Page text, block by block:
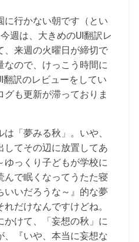
に行かない朝です（とい
週は、大きめのUI翻訳レ
、来週の火曜日が締切で
なので、けっこう時間に
訳のレビューをしてい
グも更新が滞っておりま
「夢みる秋」。いや、
してその辺に放置してあ
ゆっくり子どもが学校に
んで眠くなってうたた寝
いいだろうな～』的な夢
だけなんですけどね。
かけて、「妄想の秋」に
、『いや、本当に妄想な